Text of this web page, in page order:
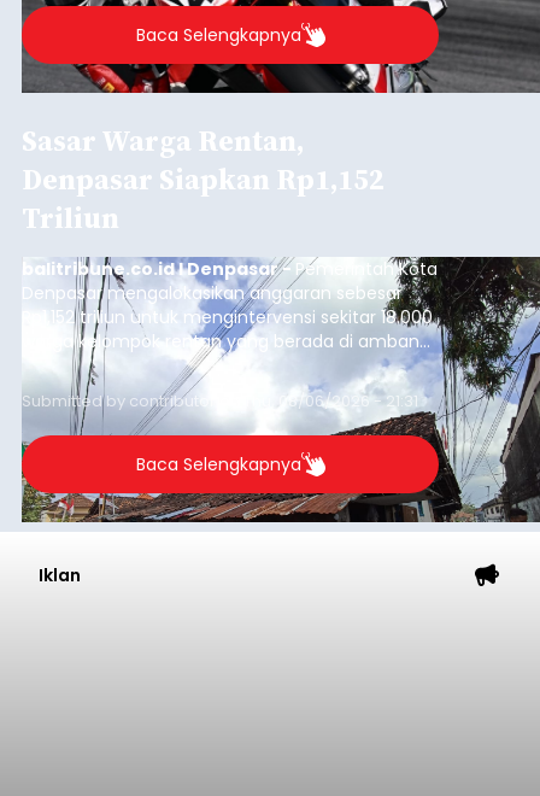
Baca Selengkapnya
Sasar Warga Rentan,
Denpasar Siapkan Rp1,152
Triliun
balitribune.co.id I Denpasar - Pemerintah Kota
Denpasar mengalokasikan anggaran sebesar
Rp1,152 triliun untuk mengintervensi sekitar 18.000
warga kelompok rentan yang berada di ambang
garis kemiskinan. Langkah strategis ini diambil
guna menjaga masyarakat yang berada pada
kelompok desil 5 dan 6 tersebut agar tidak
merosot ke kategori miskin.
Submitted by contributor Thu, 08/06/2026 - 21:31
Baca Selengkapnya
Iklan